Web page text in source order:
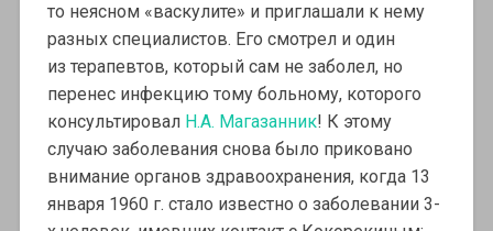
то неясном «васкулите» и приглашали к нему
разных специалистов. Его смотрел и один
из терапевтов, который сам не заболел, но
перенес инфекцию тому больному, которого
консультировал Н.А. Магазанник! К этому
случаю заболевания снова было приковано
внимание органов здравоохранения, когда 13
января 1960 г. стало известно о заболевании 3-